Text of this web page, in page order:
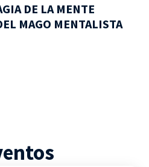
DE LA MENTE
MAGO MENTALISTA